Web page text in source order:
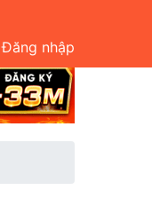
Đăng nhập